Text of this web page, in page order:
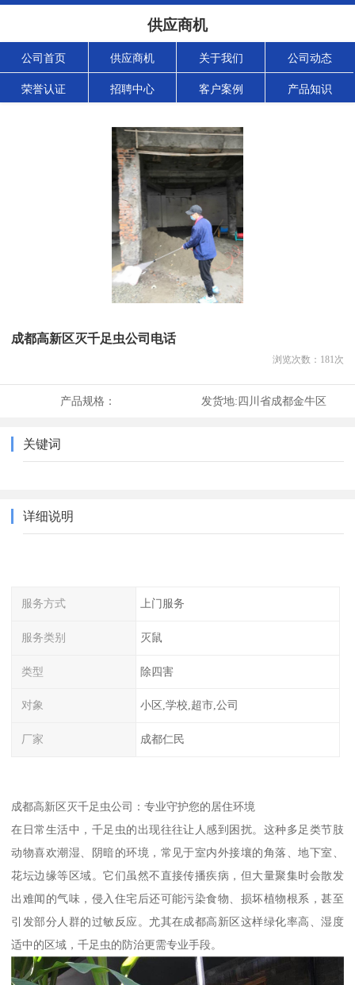
供应商机
公司首页 供应商机 关于我们 公司动态
荣誉认证 招聘中心 客户案例 产品知识
成都高新区灭千足虫公司电话
浏览次数： 181次
产品规格： 发货地:四川省成都金牛区
关键词
详细说明
服务方式 上门服务
服务类别 灭鼠
类型 除四害
对象 小区,学校,超市,公司
厂家 成都仁民
成都高新区灭千足虫公司：专业守护您的居住环境
在日常生活中，千足虫的出现往往让人感到困扰。这种多足类节肢
动物喜欢潮湿、阴暗的环境，常见于室内外接壤的角落、地下室、
花坛边缘等区域。它们虽然不直接传播疾病，但大量聚集时会散发
出难闻的气味，侵入住宅后还可能污染食物、损坏植物根系，甚至
引发部分人群的过敏反应。尤其在成都高新区这样绿化率高、湿度
适中的区域，千足虫的防治更需专业手段。